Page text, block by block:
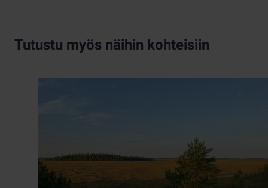
Tutustu myös näihin kohteisiin